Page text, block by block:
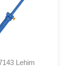
Lehim